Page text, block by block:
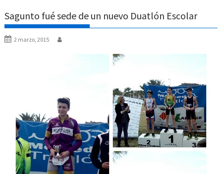
Sagunto fué sede de un nuevo Duatlón Escolar
2 marzo, 2015